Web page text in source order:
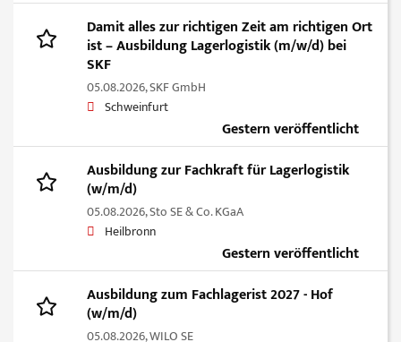
Damit alles zur richtigen Zeit am richtigen Ort
ist – Ausbildung Lagerlogistik (m/w/d) bei
SKF
05.08.2026,SKF GmbH
Schweinfurt
Gestern veröffentlicht
Ausbildung zur Fachkraft für Lagerlogistik
(w/m/d)
05.08.2026,Sto SE & Co. KGaA
Heilbronn
Gestern veröffentlicht
Ausbildung zum Fachlagerist 2027 - Hof
(w/m/d)
05.08.2026,WILO SE